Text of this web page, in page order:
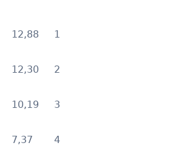
12,88 1
12,30 2
10,19 3
7,37 4